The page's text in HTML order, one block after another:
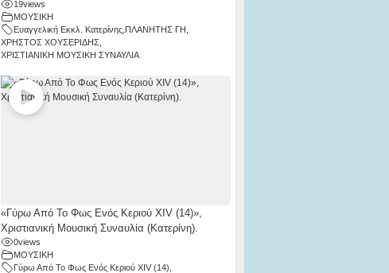
19views
ΜΟΥΣΙΚΗ
Ευαγγελική Εκκλ. Κατερίνης, ΠΛΑΝΗΤΗΣ ΓΗ
ΧΡΗΣΤΟΣ ΧΟΥΣΕΡΙΔΗΣ
ΧΡΙΣΤΙΑΝΙΚΗ ΜΟΥΣΙΚΗ ΣΥΝΑΥΛΙΑ
«Γύρω Από Το Φως Ενός Κεριού ΧΙV (14)»,
Χριστιανική Μουσική Συναυλία (Κατερίνη).
0views
ΜΟΥΣΙΚΗ
Γύρω Από Το Φως Ενός Κεριού ΧΙV (14)